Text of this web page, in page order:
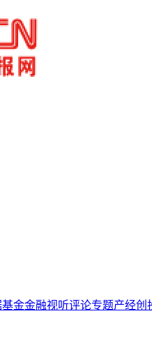
基金金融视听评论专题产经创